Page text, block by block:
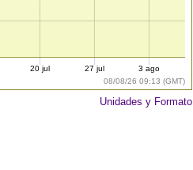
08/08/26 09:13 (GMT)
20 jul 27 jul 3 ago
Unidades y Formato